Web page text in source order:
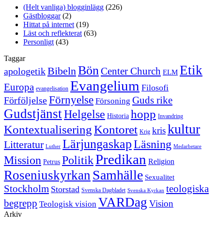
(Helt vanliga) blogginlägg (226)
Gästbloggar(2)
Hittat på internet (19)
Läst och reflekterat (63)
Personligt (43)
Taggar
apologetikBibelnBönCenter Church ELM Etik
Europa evangelisation Evangelium Filosofi
FörföljelseFörnyelse Försoning Guds rike
GudstjänstHelgelse Historia hopp Invandring
KontextualiseringKontoret Krig kriskultur
Litteratur Luther LärjungaskapLäsning Medarbetare
Mission Petrus PolitikPredikan Religion
Roseniuskyrkan Samhälle Sexualitet
Stockholm Storstad Svenska Dagbladet Svenska Kyrkan teologiska
begrepp Teologisk vision VARDag Vision
Arkiv